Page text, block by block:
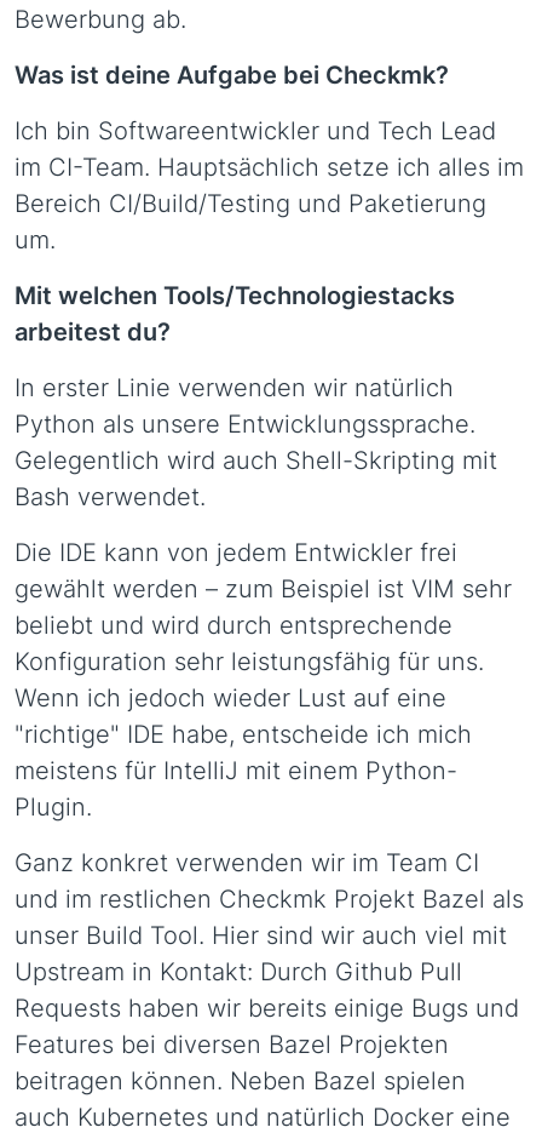
Bewerbung ab.
Was ist deine Aufgabe bei Checkmk?
Ich bin Softwareentwickler und Tech Lead
im CI-Team. Hauptsächlich setze ich alles im
Bereich CI/Build/Testing und Paketierung
um.
Mit welchen Tools/Technologiestacks
arbeitest du?
In erster Linie verwenden wir natürlich
Python als unsere Entwicklungssprache.
Gelegentlich wird auch Shell-Skripting mit
Bash verwendet.
Die IDE kann von jedem Entwickler frei
gewählt werden – zum Beispiel ist VIM sehr
beliebt und wird durch entsprechende
Konfiguration sehr leistungsfähig für uns.
Wenn ich jedoch wieder Lust auf eine
"richtige" IDE habe, entscheide ich mich
meistens für IntelliJ mit einem Python-
Plugin.
Ganz konkret verwenden wir im Team CI
und im restlichen Checkmk Projekt Bazel als
unser Build Tool. Hier sind wir auch viel mit
Upstream in Kontakt: Durch Github Pull
Requests haben wir bereits einige Bugs und
Features bei diversen Bazel Projekten
beitragen können. Neben Bazel spielen
auch Kubernetes und natürlich Docker eine